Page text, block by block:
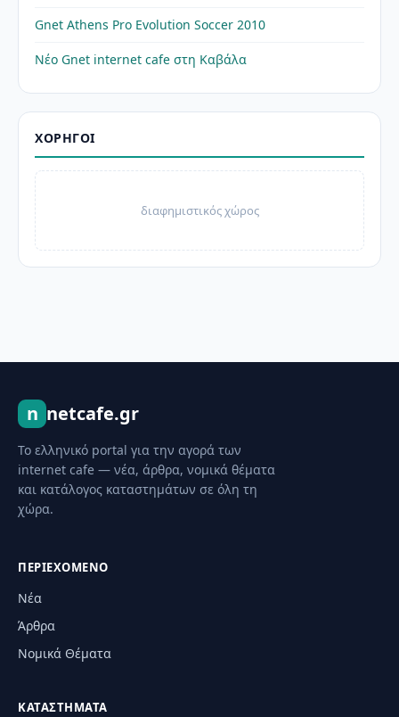
Gnet Athens Pro Evolution Soccer 2010
Νέο Gnet internet cafe στη Καβάλα
ΧΟΡΗΓΟΊ
διαφημιστικός χώρος
n netcafe.gr
Το ελληνικό portal για την αγορά των
internet cafe — νέα, άρθρα, νομικά θέματα
και κατάλογος καταστημάτων σε όλη τη
χώρα.
ΠΕΡΙΕΧΌΜΕΝΟ
Νέα
Άρθρα
Νομικά Θέματα
ΚΑΤΑΣΤΉΜΑΤΑ